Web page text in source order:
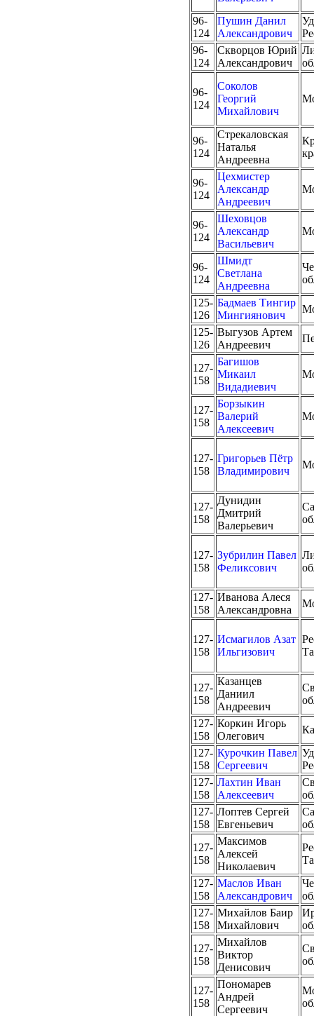
96-
124
Пушин Данил
Александрович
96-
124
Скворцов Юрий
Александрович
96-
124
Соколов
Георгий
Михайлович
96-
124
Стрекаловская
Наталья
Андреевна
96-
124
Цехмистер
Александр
Андреевич
96-
124
Шеховцов
Александр
Васильевич
96-
124
Шмидт
Светлана
Андреевна
125-
126
Бадмаев Тингир
Мингиянович
125-
126
Выгузов Артем
Андреевич
127-
158
Багишов
Микаил
Видадиевич
127-
158
Борзыкин
Валерий
Алексеевич
127-
158
Григорьев Пётр
Владимирович
127-
158
Дунидин
Дмитрий
Валерьевич
127-
158
Зубрилин Павел
Феликсович
127-
158
Иванова Алеся
Александровна
127-
158
Исмагилов Азат
Ильгизович
127-
158
Казанцев
Даниил
Андреевич
127-
158
Коркин Игорь
Олегович
127-
158
Курочкин Павел
Сергеевич
127-
158
Лахтин Иван
Алексеевич
127-
158
Лоптев Сергей
Евгеньевич
127-
158
Максимов
Алексей
Николаевич
127-
158
Маслов Иван
Александрович
127-
158
Михайлов Баир
Михайлович
127-
158
Михайлов
Виктор
Денисович
127-
158
Пономарев
Андрей
Сергеевич